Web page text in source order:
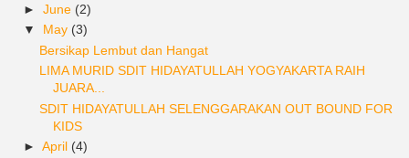
► June (2)
▼ May (3)
Bersikap Lembut dan Hangat
LIMA MURID SDIT HIDAYATULLAH YOGYAKARTA RAIH
JUARA...
SDIT HIDAYATULLAH SELENGGARAKAN OUT BOUND FOR
KIDS
► April (4)